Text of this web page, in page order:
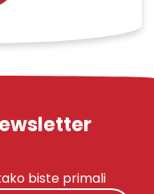
biste primali